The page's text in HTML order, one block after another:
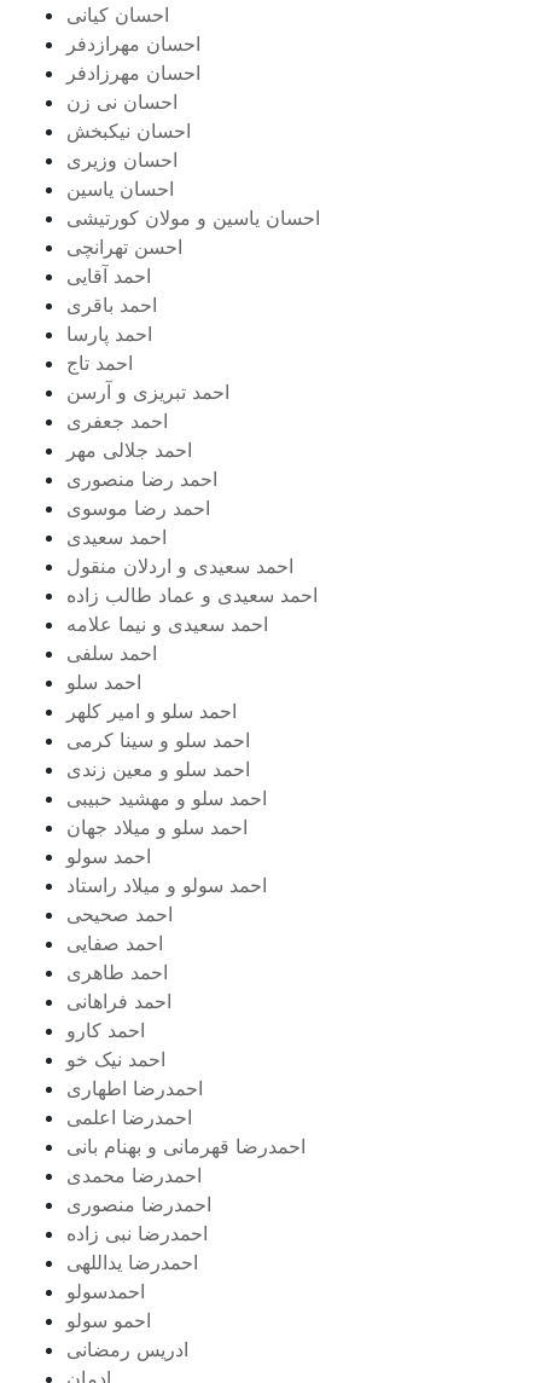
احسان کیانی
احسان مهرازدفر
احسان مهرزادفر
احسان نی زن
احسان نیکبخش
احسان وزیری
احسان یاسین
احسان یاسین و مولان کورتیشی
احسن تهرانچی
احمد آقایی
احمد باقری
احمد پارسا
احمد تاج
احمد تبریزی و آرسن
احمد جعفری
احمد جلالی مهر
احمد رضا منصوری
احمد رضا موسوی
احمد سعیدی
احمد سعیدی و اردلان منقول
احمد سعیدی و عماد طالب زاده
احمد سعیدی و نیما علامه
احمد سلفی
احمد سلو
احمد سلو و امیر کلهر
احمد سلو و سینا کرمی
احمد سلو و معین زندی
احمد سلو و مهشید حبیبی
احمد سلو و میلاد جهان
احمد سولو
احمد سولو و میلاد راستاد
احمد صحیحی
احمد صفایی
احمد طاهری
احمد فراهانی
احمد کارو
احمد نیک خو
احمدرضا اطهاری
احمدرضا اعلمی
احمدرضا قهرمانی و بهنام بانی
احمدرضا محمدی
احمدرضا منصوری
احمدرضا نبی زاده
احمدرضا یداللهی
احمدسولو
احمو سولو
ادریس رمضانی
ادمان